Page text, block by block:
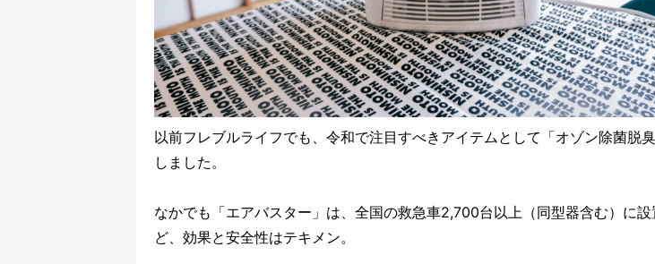
以前フレブルライフでも、令和で注目すべきアイテムとして「オゾン除菌脱
しました。
なかでも「エアバスター」は、全国の救急車2,700台以上（同型器含む）に設
ど、効果と安全性はテキメン。